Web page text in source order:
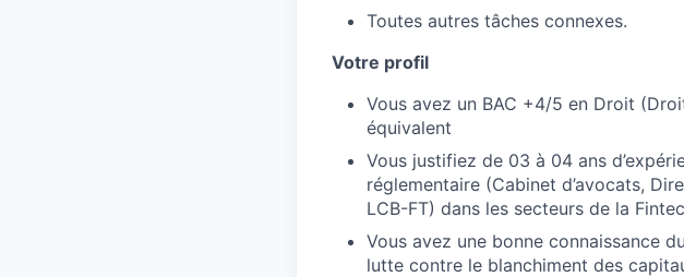
Toutes autres tâches connexes.
Votre profil
Vous avez un BAC +4/5 en Droit
équivalent
Vous justifiez de 03 à 04 ans
réglementaire (Cabinet d’avocats,
LCB-FT) dans les secteurs de la
Vous avez une bonne connaissance
lutte contre le blanchiment des